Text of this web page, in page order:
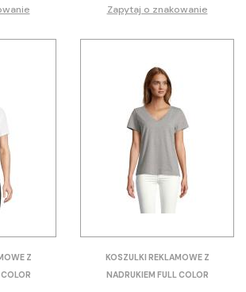
Zapytaj o znakowanie
Z
KOSZULKI REKLAMOWE Z
NADRUKIEM FULL COLOR